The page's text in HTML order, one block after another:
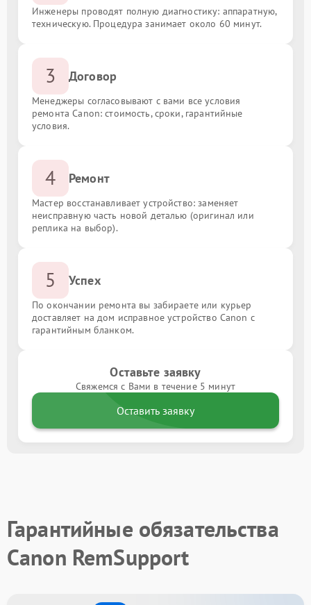
Инженеры проводят полную диагностику: аппаратную,
техническую. Процедура занимает около 60 минут.
3 Договор
Менеджеры согласовывают с вами все условия
ремонта Canon: стоимость, сроки, гарантийные
условия.
4 Ремонт
Мастер восстанавливает устройство: заменяет
неисправную часть новой деталью (оригинал или
реплика на выбор).
5 Успех
По окончании ремонта вы забираете или курьер
доставляет на дом исправное устройство Canon с
гарантийным бланком.
Оставьте заявку
Свяжемся с Вами в течение 5 минут
Оставить заявку
Гарантийные обязательства
Canon RemSupport